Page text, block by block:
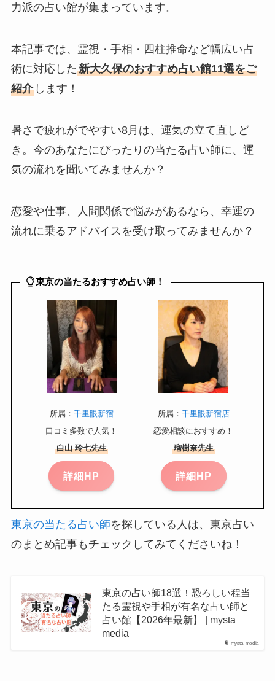
力派の占い館が集まっています。
本記事では、霊視・手相・四柱推命など幅広い占
術に対応した新大久保のおすすめ占い館11選をご
紹介します！
暑さで疲れがでやすい8月は、運気の立て直しど
き。今のあなたにぴったりの当たる占い師に、運
気の流れを聞いてみませんか？
恋愛や仕事、人間関係で悩みがあるなら、幸運の
流れに乗るアドバイスを受け取ってみませんか？
東京の当たるおすすめ占い師！
所属： 千里眼新宿
口コミ多数で人気！
白山 玲七先生
詳細HP
所属： 千里眼新宿店
恋愛相談におすすめ！
瑠樹奈先生
詳細HP
東京の当たる占い師を探している人は、東京占い
のまとめ記事もチェックしてみてくださいね！
mysta media
東京の占い師18選！恐ろしい程当
たる霊視や手相が有名な占い師と
占い館【2026年最新】 | mysta
media